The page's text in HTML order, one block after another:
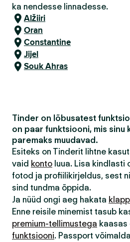
ka nendesse linnadesse.
Alžiiri
Oran
Constantine
Jijel
Souk Ahras
Tinder on lõbusatest
on paar funktsiooni, mis sinu
paremaks muudavad.
Esiteks on Tinderit lihtne
vaid konto luua. Lisa kindlasti
fotod ja profiilikirjeldus, sest
sind tundma õppida.
Ja nüüd ongi aeg hakata
Enne reisile minemist tasub
premium-tellimustega kaasas
funktsiooni. Passport